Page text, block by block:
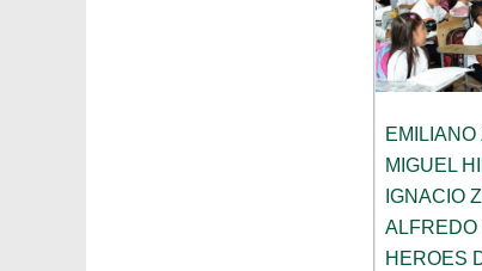
EMILIANO
MIGUEL
IGNACIO
ALFREDO
HEROES